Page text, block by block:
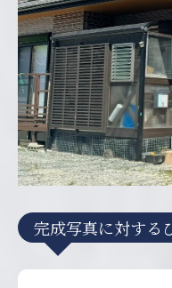
完成写真に対する